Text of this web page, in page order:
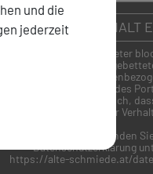
INHALT
Inhalt von Drittanbieter
das Ansehen der
Seite werden
an den Betreiber des
Es ist daher möglich,
Zugriffe speichert und Ihr
Weitere Informationen finden
Datenschutzerklärung
https://alte-schmiede.at/
und die
jederzeit